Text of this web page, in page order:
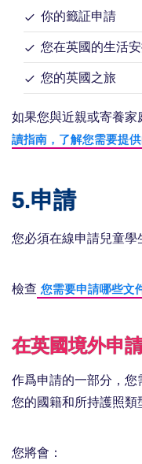
你的籤証申請
您在英國的生活
您的英國之旅
如果您與近親或寄養家
讀指南，了解您需要提
5.申請
您必須在線申請兒童學
檢查 您需要申請哪些文
在英國境外申
作爲申請的一部分，
您的國籍和所持護照類
您將會：